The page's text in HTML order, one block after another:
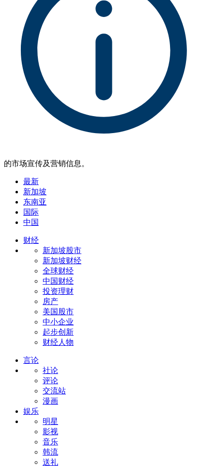
的市场宣传及营销信息。
最新
新加坡
东南亚
国际
中国
财经
新加坡股市
新加坡财经
全球财经
中国财经
投资理财
房产
美国股市
中小企业
起步创新
财经人物
言论
社论
评论
交流站
漫画
娱乐
明星
影视
音乐
韩流
送礼